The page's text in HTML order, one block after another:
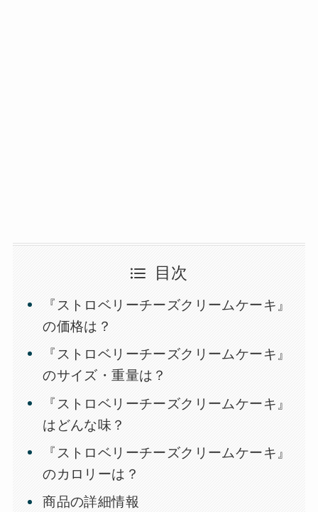
目次
『ストロベリーチーズクリームケーキ』
の価格は？
『ストロベリーチーズクリームケーキ』
のサイズ・重量は？
『ストロベリーチーズクリームケーキ』
はどんな味？
『ストロベリーチーズクリームケーキ』
のカロリーは？
商品の詳細情報